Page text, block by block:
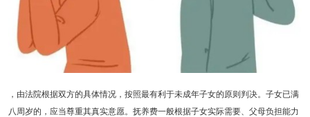
，由法院根据双方的具体情况，按照最有利于未成年子女的原则判决。子女已满
八周岁的，应当尊重其真实意愿。抚养费一般根据子女实际需要、父母负担能力